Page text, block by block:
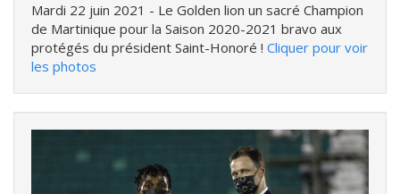
Mardi 22 juin 2021 - Le Golden lion un sacré Champion
de Martinique pour la Saison 2020-2021 bravo aux
protégés du président Saint-Honoré ! Cliquer pour voir
les photos